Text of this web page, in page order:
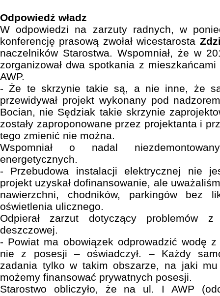
Odpowiedź władz
W odpowiedzi na zarzuty radnych, w
konferencję prasową zwołał wicestarosta
naczelników Starostwa. Wspomniał, że w
zorganizował dwa spotkania z
AWP.
- Że te skrzynie takie są, a nie inne, że
przewidywał projekt wykonany pod
Bocian, nie Sędziak takie skrzynie
zostały zaproponowane przez projektanta i
tego zmienić nie można.
Wspomniał o nadal
energetycznych.
- Przebudowa instalacji elektrycznej nie
projekt uzyskał dofinansowanie, ale
nawierzchni, chodników, parkingów bez
oświetlenia ulicznego.
Odpierał zarzut dotyczący problemów z
deszczowej.
- Powiat ma obowiązek odprowadzić wodę
nie z posesji – oświadczył. – Każdy
zadania tylko w takim obszarze, na jaki
możemy finansować prywatnych posesji.
Starostwo obliczyło, że na ul. I AWP